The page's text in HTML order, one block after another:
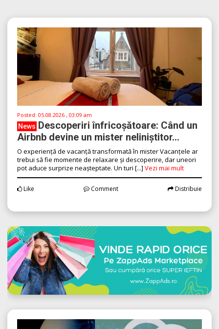
Posted: 05.08.2026 , 03:09 am
News Descoperiri înfricoșătoare: Când un
Airbnb devine un mister neliniștitor...
O experiență de vacanță transformată în mister Vacanțele ar
trebui să fie momente de relaxare și descoperire, dar uneori
pot aduce surprize neașteptate. Un turi [...] Vezi mai mult
Like Comment Distribuie